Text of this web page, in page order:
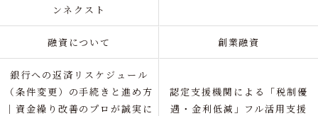
ンネクスト
融資について 創業融資
銀行への返済リスケジュール
（条件変更）の手続きと進め方
｜資金繰り改善のプロが誠実に
認定支援機関による「税制優
遇・金利低減」フル活用支援